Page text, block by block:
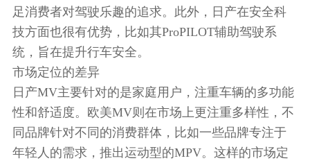
足消费者对驾驶乐趣的追求。此外，日产在安全科
技方面也很有优势，比如其ProPILOT辅助驾驶系
统，旨在提升行车安全。
市场定位的差异
日产MV主要针对的是家庭用户，注重车辆的多功能
性和舒适度。欧美MV则在市场上更注重多样性，不
同品牌针对不同的消费群体，比如一些品牌专注于
年轻人的需求，推出运动型的MPV。这样的市场定